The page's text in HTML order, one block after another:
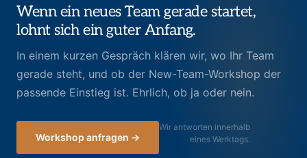
Wenn ein neues Team gerade startet,
lohnt sich ein guter Anfang.
In einem kurzen Gespräch klären wir, wo Ihr Team
gerade steht, und ob der New-Team-Workshop der
passende Einstieg ist. Ehrlich, ob ja oder nein.
Workshop anfragen →
Wir antworten innerhalb
eines Werktags.